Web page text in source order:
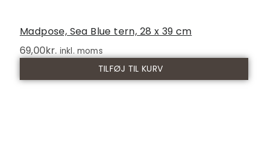
Madpose, Sea Blue tern, 28 x 39 cm
69,00kr. inkl. moms
TILFØJ TIL KURV